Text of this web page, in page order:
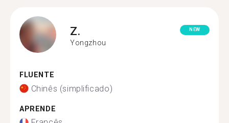
Z.
Yongzhou
NEW
FLUENTE
Chinês (simplificado)
APRENDE